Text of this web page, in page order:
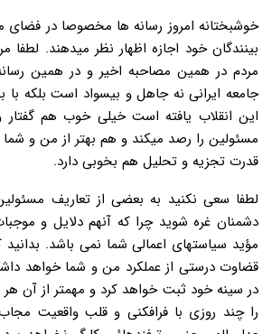
خوشبختانه امروز رسانه ها مخصوصا در فضای
بینندگان خود اجازه اظهار نظر میدهند. لطفا
مردم در همین مصاحبه اخیر و در همین
جامعه ایرانی نه جاهل و بیسواد است بلکه با
این انقلاب یافته است خیلی خوب هم گفتار
مسئولین را رصد میکند و هم بهتر از من و
قدرت تجزیه و تحلیل هم بخوبی دارد.
لطفا سعی نکنید به بعضی از تعاریف
دشمنان غره شوید چرا که آنهم دلایل و
مؤید سیاستهای اعمالی شما نمی باشد.
قضاوت درستی از عملکرد من و شما خواهد
در سینه خود ثبت خواهد کرد و مهمتر از آن هر
را چند روزی با فرافکنی و قلب واقعیت